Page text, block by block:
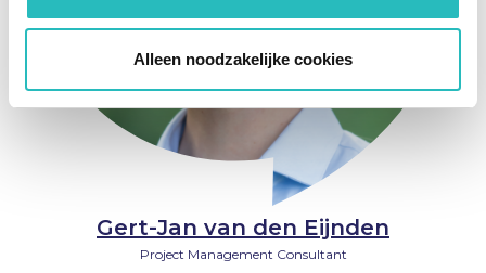
Alleen noodzakelijke cookies
Gert-Jan van den Eijnden
Project Management Consultant